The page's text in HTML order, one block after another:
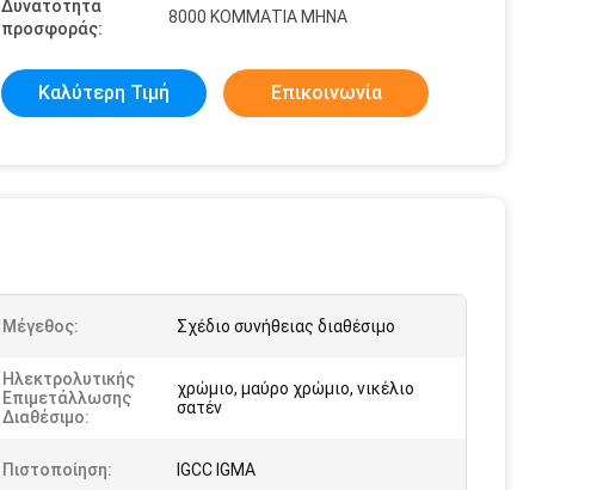
Δυνατότητα
προσφοράς:
8000 ΚΟΜΜΑΤΙΑ ΜΗΝΑ
Καλύτερη Τιμή Επικοινωνία
Μέγεθος: Σχέδιο συνήθειας διαθέσιμο
Ηλεκτρολυτικής
Επιμετάλλωσης
Διαθέσιμο:
χρώμιο, μαύρο χρώμιο, νικέλιο
σατέν
Πιστοποίηση: IGCC IGMA